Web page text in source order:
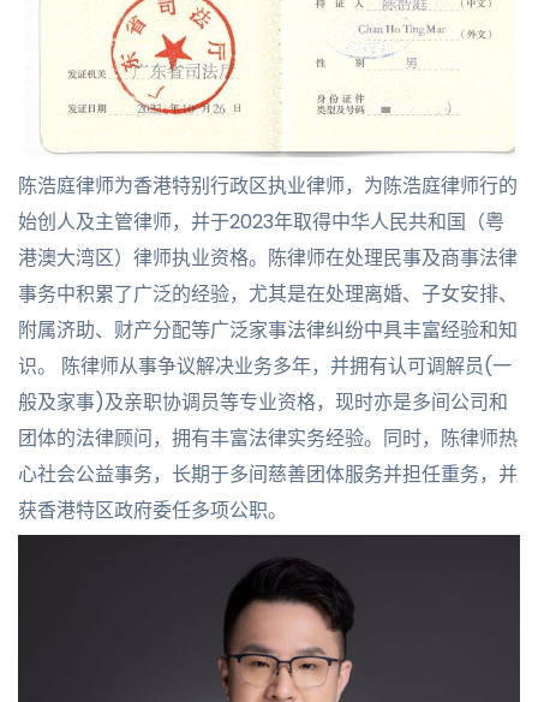
陈浩庭律师为香港特别行政区执业律师，为陈浩庭律师行的
始创人及主管律师，并于2023年取得中华人民共和国（粤
港澳大湾区）律师执业资格。陈律师在处理民事及商事法律
事务中积累了广泛的经验，尤其是在处理离婚、子女安排、
附属济助、财产分配等广泛家事法律纠纷中具丰富经验和知
识。 陈律师从事争议解决业务多年，并拥有认可调解员(一
般及家事)及亲职协调员等专业资格，现时亦是多间公司和
团体的法律顾问，拥有丰富法律实务经验。同时，陈律师热
心社会公益事务，长期于多间慈善团体服务并担任重务，并
获香港特区政府委任多项公职。